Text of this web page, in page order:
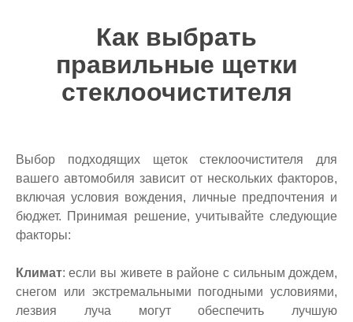
Как выбрать
правильные щетки
стеклоочистителя
Выбор подходящих щеток стеклоочистителя для
вашего автомобиля зависит от нескольких факторов,
включая условия вождения, личные предпочтения и
бюджет. Принимая решение, учитывайте следующие
факторы:
Климат: если вы живете в районе с сильным дождем,
снегом или экстремальными погодными условиями,
лезвия луча могут обеспечить лучшую